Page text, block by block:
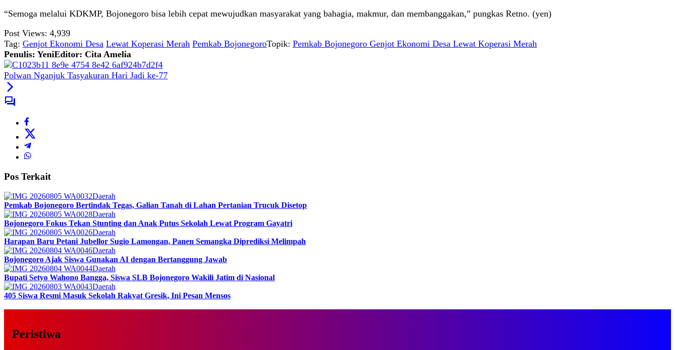
“Semoga melalui KDKMP, Bojonegoro bisa lebih cepat mewujudkan masyarakat yang bahagia, makmur, dan membanggakan,” pungkas Retno. (yen)
Post Views: 4,939
Tag: Genjot Ekonomi Desa Lewat Koperasi Merah Pemkab BojonegoroTopik: Pemkab Bojonegoro Genjot Ekonomi Desa Lewat Koperasi Merah
Penulis: YeniEditor: Cita Amelia
Polwan Nganjuk Tasyakuran Hari Jadi ke-77
Pos Terkait
Daerah
Pemkab Bojonegoro Bertindak Tegas, Galian Tanah di Lahan Pertanian Trucuk Disetop
Daerah
Bojonegoro Fokus Tekan Stunting dan Anak Putus Sekolah Lewat Program Gayatri
Daerah
Harapan Baru Petani Jubellor Sugio Lamongan, Panen Semangka Diprediksi Melimpah
Daerah
Bojonegoro Ajak Siswa Gunakan AI dengan Bertanggung Jawab
Daerah
Bupati Setyo Wahono Bangga, Siswa SLB Bojonegoro Wakili Jatim di Nasional
Daerah
405 Siswa Resmi Masuk Sekolah Rakyat Gresik, Ini Pesan Mensos
Peristiwa